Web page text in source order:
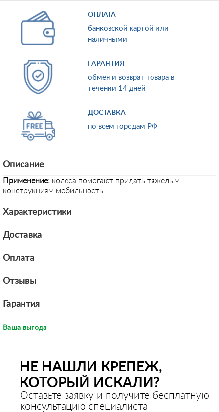
ОПЛАТА
банковской картой или
наличными
ГАРАНТИЯ
обмен и возврат товара в
течении 14 дней
ДОСТАВКА
по всем городам РФ
Описание
Применение: колеса помогают придать тяжелым
конструкциям мобильность.
Характеристики
Доставка
Оплата
Отзывы
Гарантия
Ваша выгода
НЕ НАШЛИ КРЕПЕЖ,
КОТОРЫЙ ИСКАЛИ?
Оставьте заявку и получите бесплатную
консультацию специалиста